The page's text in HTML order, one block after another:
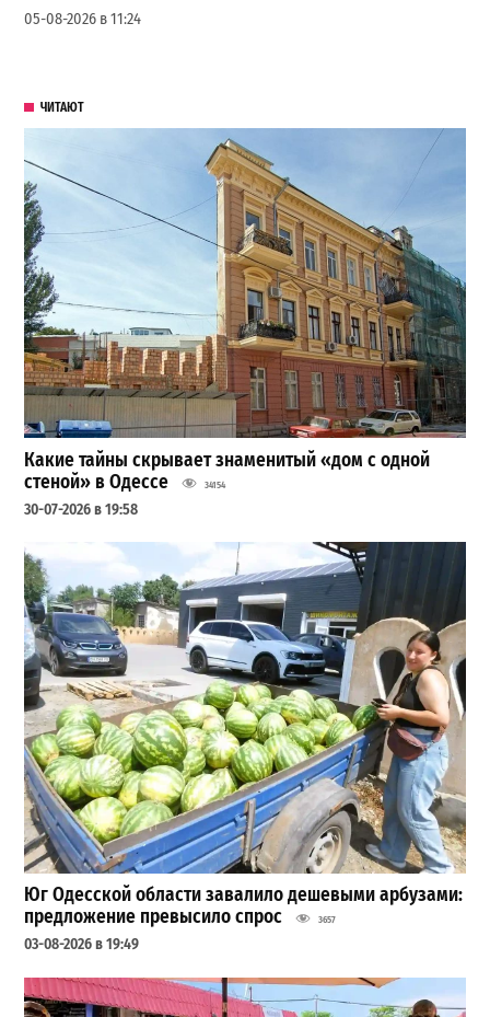
05-08-2026 в 11:24
ЧИТАЮТ
Какие тайны скрывает знаменитый «дом с одной
стеной» в Одессе
34154
30-07-2026 в 19:58
Юг Одесской области завалило дешевыми арбузами:
предложение превысило спрос
3657
03-08-2026 в 19:49